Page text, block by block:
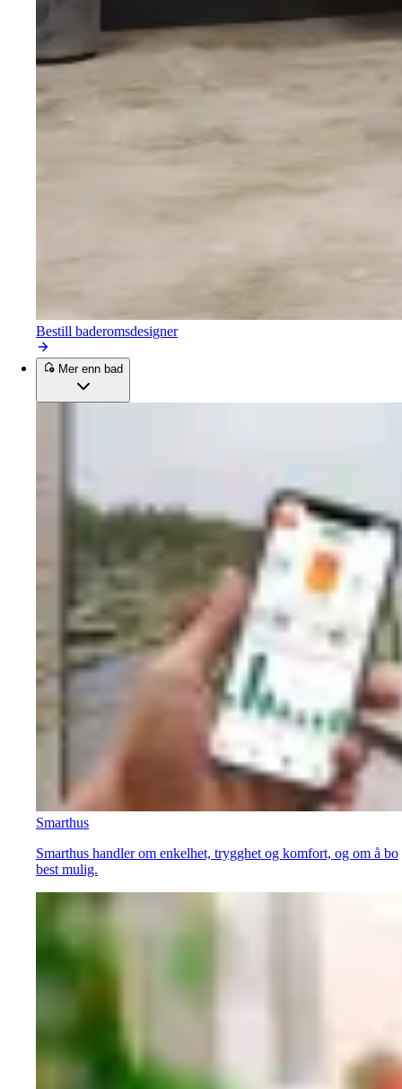
Bestill baderomsdesigner
Mer enn bad
Smarthus
Smarthus handler om enkelhet, trygghet og komfort, og om å bo
best mulig.